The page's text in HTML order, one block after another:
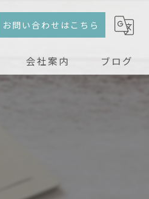
お問い合わせはこちら
会社案内 ブログ